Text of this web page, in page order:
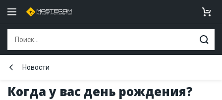
Когда у вас день рождения?
Новости